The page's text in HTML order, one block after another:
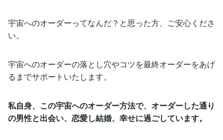
宇宙へのオーダーってなんだ？と思った方、ご安心くださ
い。
宇宙へのオーダーの落とし穴やコツを最終オーダーをあげ
るまでサポートいたします。
私自身、この宇宙へのオーダー方法で、オーダーした通り
の男性と出会い、恋愛し結婚、幸せに過ごしています。